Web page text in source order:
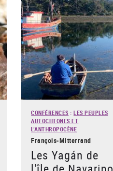
CONFÉRENCES : LES PEUPLES
AUTOCHTONES ET
L’ANTHROPOCÈNE
François-Mitterrand
Les Yagán de